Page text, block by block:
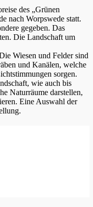
des „Grünen
nach Worpswede statt.
gegeben. Das
Die Landschaft um
Wiesen und Felder sind
und Kanälen, welche
sorgen.
wie auch bis
Naturräume darstellen,
Eine Auswahl der